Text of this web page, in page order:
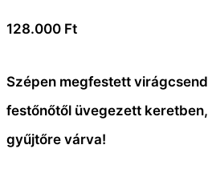
128.000 Ft
Szépen megfestett
festőnőtől üvegezett
gyűjtőre várva!